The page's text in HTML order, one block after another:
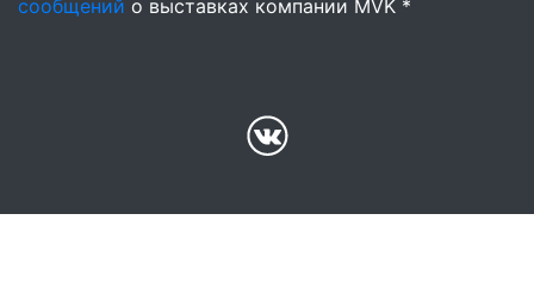
сообщений о выставках компании MVK *